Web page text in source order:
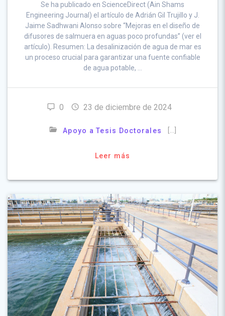
Se ha publicado en ScienceDirect (Ain Shams
Engineering Journal) el artículo de Adrián Gil Trujillo y J.
Jaime Sadhwani Alonso sobre “Mejoras en el diseño de
difusores de salmuera en aguas poco profundas” (ver el
artículo). Resumen: La desalinización de agua de mar es
un proceso crucial para garantizar una fuente confiable
de agua potable, …
0 23 de diciembre de 2024
Apoyo a Tesis Doctorales
Leer más